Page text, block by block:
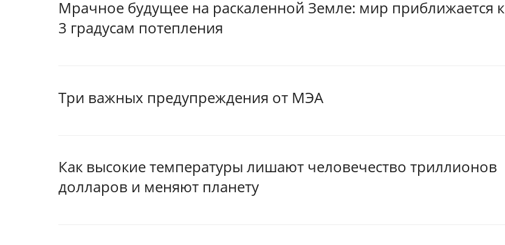
Мрачное будущее на раскаленной Земле: мир приближается к
3 градусам потепления
Три важных предупреждения от МЭА
Как высокие температуры лишают человечество триллионов
долларов и меняют планету